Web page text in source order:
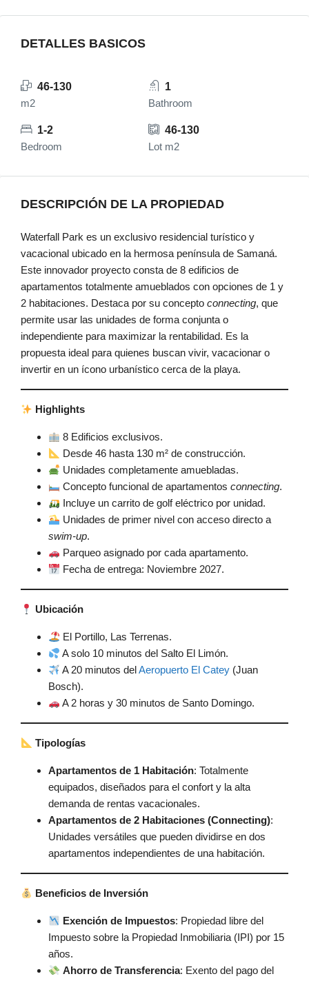
DETALLES BASICOS
46-130
m2
1
Bathroom
1-2
Bedroom
46-130
Lot m2
DESCRIPCIÓN DE LA PROPIEDAD
Waterfall Park es un exclusivo residencial turístico y
vacacional ubicado en la hermosa península de Samaná.
Este innovador proyecto consta de 8 edificios de
apartamentos totalmente amueblados con opciones de 1 y
2 habitaciones. Destaca por su concepto connecting, que
permite usar las unidades de forma conjunta o
independiente para maximizar la rentabilidad. Es la
propuesta ideal para quienes buscan vivir, vacacionar o
invertir en un ícono urbanístico cerca de la playa.
Highlights
8 Edificios exclusivos.
Desde 46 hasta 130 m² de construcción.
Unidades completamente amuebladas.
Concepto funcional de apartamentosconnecting.
Incluye un carrito de golf eléctrico por unidad.
Unidades de primer nivel con acceso directo a
swim-up.
Parqueo asignado por cada apartamento.
Fecha de entrega: Noviembre 2027.
Ubicación
El Portillo, Las Terrenas.
A solo 10 minutos del Salto El Limón.
A 20 minutos delAeropuerto El Catey (Juan
Bosch).
A 2 horas y 30 minutos de Santo Domingo.
Tipologías
Apartamentos de 1 Habitación: Totalmente
equipados, diseñados para el confort y la alta
demanda de rentas vacacionales.
Apartamentos de 2 Habitaciones (Connecting):
Unidades versátiles que pueden dividirse en dos
apartamentos independientes de una habitación.
Beneficios de Inversión
Exención de Impuestos: Propiedad libre del
Impuesto sobre la Propiedad Inmobiliaria (IPI) por 15
años.
Ahorro de Transferencia: Exento del pago del